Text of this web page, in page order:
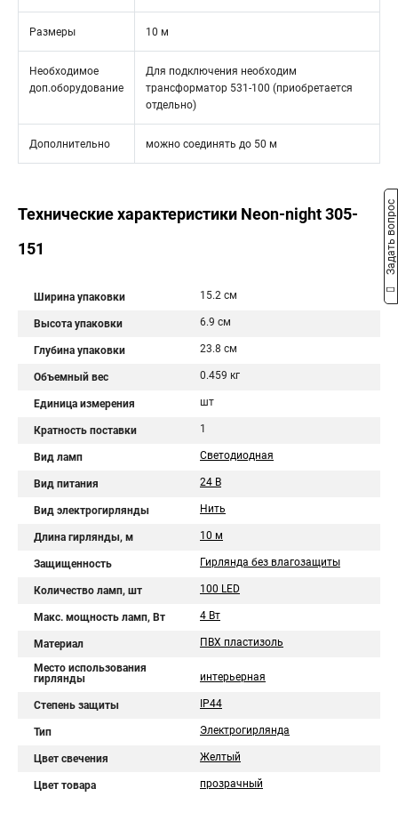
Размеры 10 м
Необходимое
доп.оборудование
Для подключения необходим
трансформатор 531-100 (приобретается
отдельно)
Дополнительно можно соединять до 50 м
Технические характеристики Neon-night 305-
151
Ширина упаковки 15.2 см
Высота упаковки 6.9 см
Глубина упаковки 23.8 см
Объемный вес 0.459 кг
Единица измерения шт
Кратность поставки 1
Вид ламп Светодиодная
Вид питания 24 В
Вид электрогирлянды Нить
Длина гирлянды, м 10 м
Защищенность Гирлянда без влагозащиты
Количество ламп, шт 100 LED
Макс. мощность ламп, Вт 4 Вт
Материал ПВХ пластизоль
Место использования
гирлянды
интерьерная
Степень защиты IP44
Тип Электрогирлянда
Цвет свечения Желтый
Цвет товара прозрачный
Задать вопрос